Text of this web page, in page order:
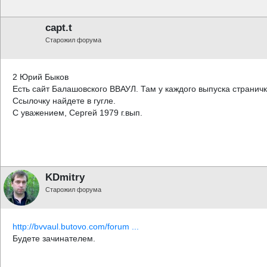
capt.t
Старожил форума
2 Юрий Быков
Есть сайт Балашовского ВВАУЛ. Там у каждого выпуска
Ссылочку найдете в гугле.
С уважением, Сергей 1979 г.вып.
KDmitry
Старожил форума
http://bvvaul.butovo.com/forum ...
Будете зачинателем.